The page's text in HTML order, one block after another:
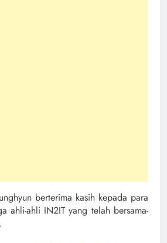
berterima kasih kepada para
ahli-ahli IN2IT yang telah bersama-